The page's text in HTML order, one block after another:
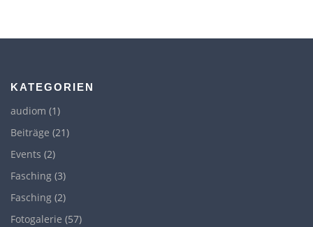
KATEGORIEN
audiom (1)
Beiträge (21)
Events (2)
Fasching (3)
Fasching (2)
Fotogalerie (57)